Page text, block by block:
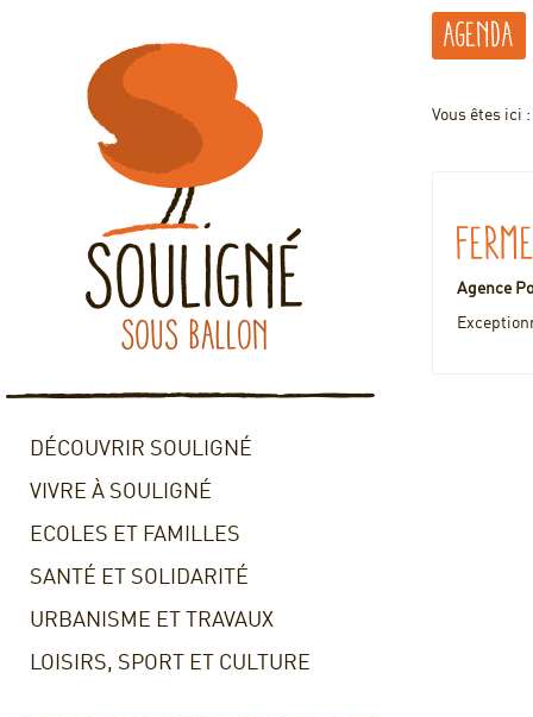
DÉCOUVRIR SOULIGNÉ
VIVRE À SOULIGNÉ
ECOLES ET FAMILLES
SANTÉ ET SOLIDARITÉ
URBANISME ET TRAVAUX
LOISIRS, SPORT ET CULTURE
Agenda
Vous êtes ici :
Agence